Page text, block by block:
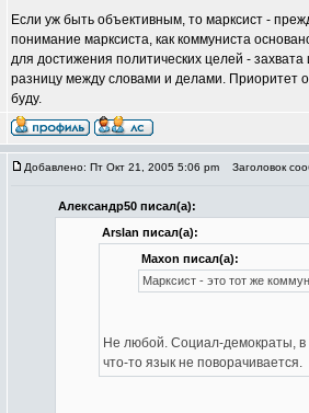
Если уж быть объективным, то марксист -
понимание марксиста, как коммуниста
для достижения политических целей -
разницу между словами и делами. Приоритет
буду.
Добавлено: Пт Окт 21, 2005 5:06 pm Заголовок
Александр50 писал(а):
Arslan писал(а):
Maxon писал(а):
Марксист - это тот же
Не любой. Социал-демократы, в
что-то язык не поворачивается.